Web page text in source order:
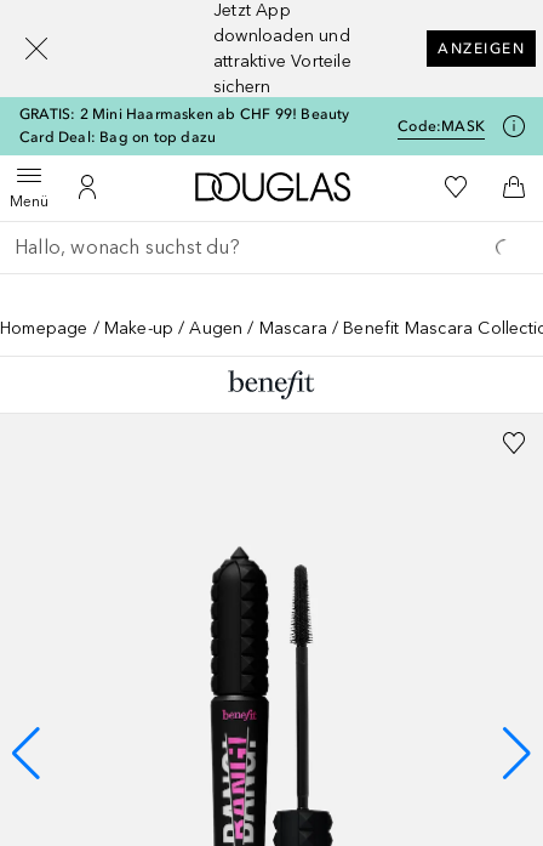
Jetzt App
downloaden und
attraktive Vorteile
sichern
ANZEIGEN
GRATIS: 2 Mini Haarmasken ab CHF 99! Beauty
Card Deal: Bag on top dazu
Code:MASK
MenüMenü öffnenZu Meinem Kundenkonto
Zur Douglas Startseite
Zu Meiner
Gehe zurück
Suche ausführen
Homepage Make-up Augen Mascara Benefit Mascara
[navigation.slideout.screenreader]